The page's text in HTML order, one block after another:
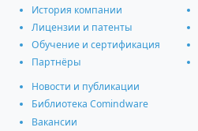
История компании
Лицензии и патенты
Обучение и сертификация
Партнёры
Новости и публикации
Библиотека Comindware
Вакансии